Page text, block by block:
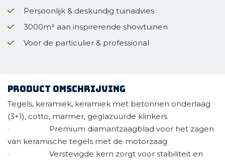
Persoonlijk & deskundig tuinadvies
3000m² aan inspirerende showtuinen
Voor de particulier & professional
Product omschrijving
Tegels, keramiek, keramiek met betonnen onderlaag
(3+1), cotto, marmer, geglazuurde klinkers
· Premium diamantzaagblad voor het zagen
van keramische tegels met de motorzaag
· Verstevigde kern zorgt voor stabiliteit en